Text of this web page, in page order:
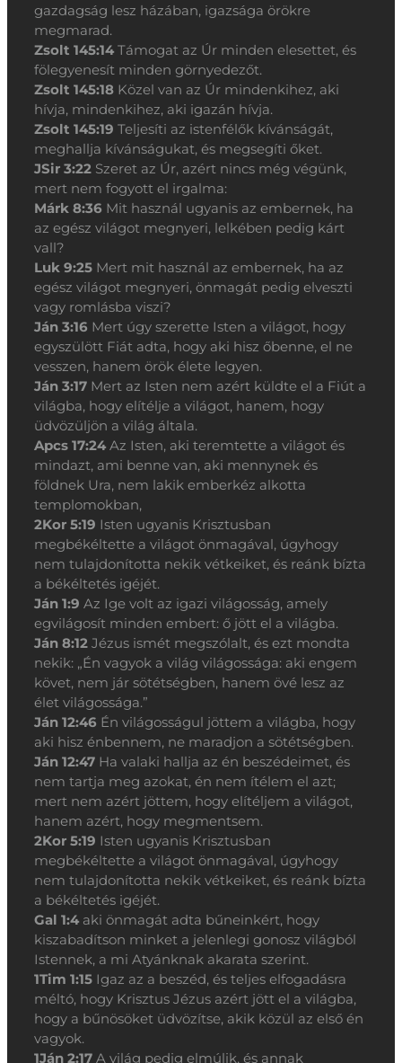
gazdagság lesz házában, igazsága örökre
megmarad.
Zsolt 145:14 Támogat az Úr minden elesettet, és
fölegyenesít minden görnyedezőt.
Zsolt 145:18 Közel van az Úr mindenkihez, aki
hívja, mindenkihez, aki igazán hívja.
Zsolt 145:19 Teljesíti az istenfélők kívánságát,
meghallja kívánságukat, és megsegíti őket.
JSir 3:22 Szeret az Úr, azért nincs még végünk,
mert nem fogyott el irgalma:
Márk 8:36 Mit használ ugyanis az embernek, ha
az egész világot megnyeri, lelkében pedig kárt
vall?
Luk 9:25 Mert mit használ az embernek, ha az
egész világot megnyeri, önmagát pedig elveszti
vagy romlásba viszi?
Ján 3:16 Mert úgy szerette Isten a világot, hogy
egyszülött Fiát adta, hogy aki hisz őbenne, el ne
vesszen, hanem örök élete legyen.
Ján 3:17 Mert az Isten nem azért küldte el a Fiút a
világba, hogy elítélje a világot, hanem, hogy
üdvözüljön a világ általa.
Apcs 17:24 Az Isten, aki teremtette a világot és
mindazt, ami benne van, aki mennynek és
földnek Ura, nem lakik emberkéz alkotta
templomokban,
2Kor 5:19 Isten ugyanis Krisztusban
megbékéltette a világot önmagával, úgyhogy
nem tulajdonította nekik vétkeiket, és reánk bízta
a békéltetés igéjét.
Ján 1:9 Az Ige volt az igazi világosság, amely
egvilágosít minden embert: ő jött el a világba.
Ján 8:12 Jézus ismét megszólalt, és ezt mondta
nekik: „Én vagyok a világ világossága: aki engem
követ, nem jár sötétségben, hanem övé lesz az
élet világossága.”
Ján 12:46 Én világosságul jöttem a világba, hogy
aki hisz énbennem, ne maradjon a sötétségben.
Ján 12:47 Ha valaki hallja az én beszédeimet, és
nem tartja meg azokat, én nem ítélem el azt;
mert nem azért jöttem, hogy elítéljem a világot,
hanem azért, hogy megmentsem.
2Kor 5:19 Isten ugyanis Krisztusban
megbékéltette a világot önmagával, úgyhogy
nem tulajdonította nekik vétkeiket, és reánk bízta
a békéltetés igéjét.
Gal 1:4 aki önmagát adta bűneinkért, hogy
kiszabadítson minket a jelenlegi gonosz világból
Istennek, a mi Atyánknak akarata szerint.
1Tim 1:15 Igaz az a beszéd, és teljes elfogadásra
méltó, hogy Krisztus Jézus azért jött el a világba,
hogy a bűnösöket üdvözítse, akik közül az első én
vagyok.
1Ján 2:17 A világ pedig elmúlik, és annak